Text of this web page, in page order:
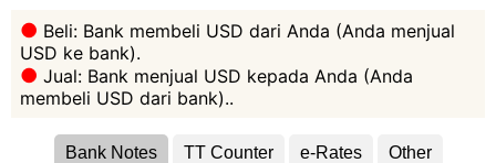
Beli: Bank membeli USD dari Anda (Anda menjual
USD ke bank).
Jual: Bank menjual USD kepada Anda (Anda
membeli USD dari bank)..
Bank Notes TT Counter e-Rates Other